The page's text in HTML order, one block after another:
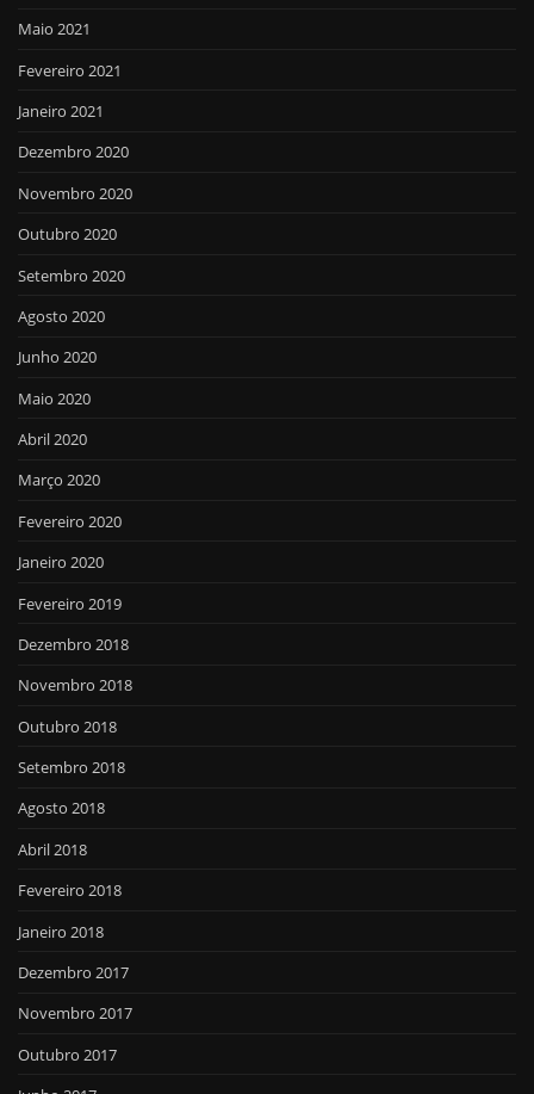
Maio 2021
Fevereiro 2021
Janeiro 2021
Dezembro 2020
Novembro 2020
Outubro 2020
Setembro 2020
Agosto 2020
Junho 2020
Maio 2020
Abril 2020
Março 2020
Fevereiro 2020
Janeiro 2020
Fevereiro 2019
Dezembro 2018
Novembro 2018
Outubro 2018
Setembro 2018
Agosto 2018
Abril 2018
Fevereiro 2018
Janeiro 2018
Dezembro 2017
Novembro 2017
Outubro 2017